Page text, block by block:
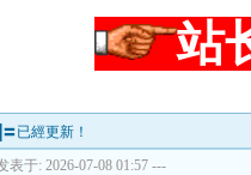
站
已經更新！
表于: 2026-07-08 01:57 ---